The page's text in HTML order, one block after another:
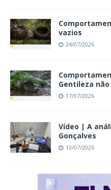
vazios
24/07/2026
Gentileza
17/07/2026
Vídeo | A
Gonçalves
13/07/2026